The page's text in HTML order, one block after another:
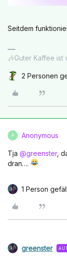
Seitdem
🎶Guter Kaffee
2 Personen
A Anonymous
Tja @greenster,
dran….
1 Person
greenster